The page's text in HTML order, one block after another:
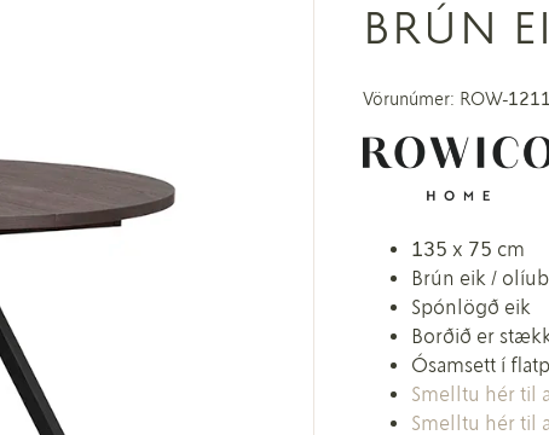
BRÚN
Vörunúmer: ROW-
135 x 75 cm
Brún eik /
Spónlögð eik
Borðið er
Ósamsett í
Smelltu hér til
Smelltu hér til